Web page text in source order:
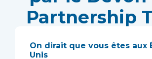
Partnership
La construction modulaire
service d'un centre de
On dirait que vous êtes aux
Unis